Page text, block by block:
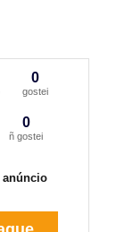
0
gostei
0
ñ gostei
anúncio